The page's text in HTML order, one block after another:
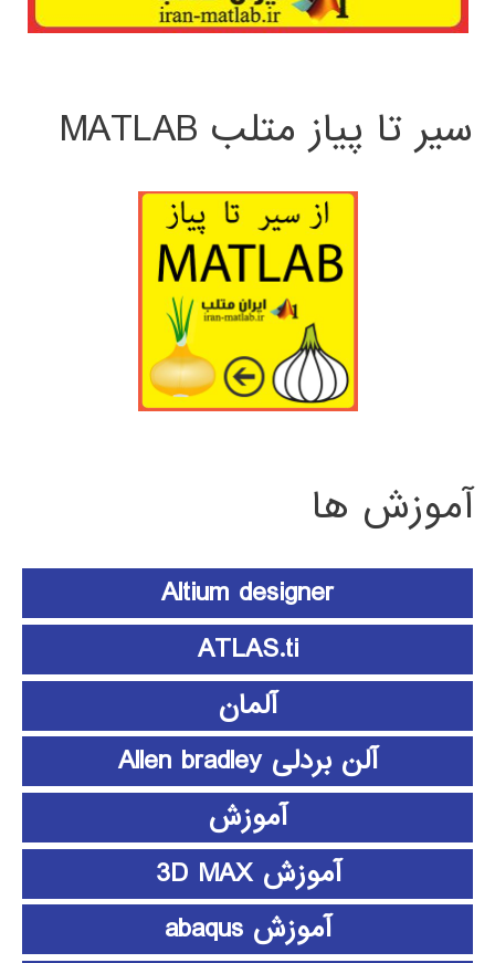
سیر تا پیاز متلب MATLAB
آموزش ها
Altium designer
ATLAS.ti
آلمان
آلن بردلی Allen bradley
آموزش
آموزش 3D MAX
آموزش abaqus